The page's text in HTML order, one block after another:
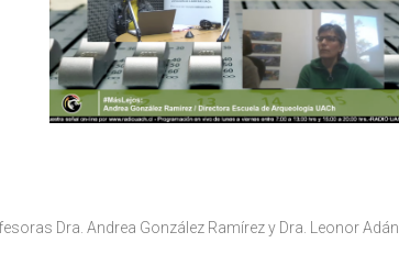
Dra. Andrea González Ramírez y Dra. Leonor